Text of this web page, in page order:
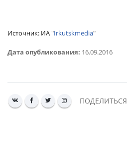
Источник: ИА "Irkutskmedia"
Дата опубликования: 16.09.2016
ПОДЕЛИТЬСЯ